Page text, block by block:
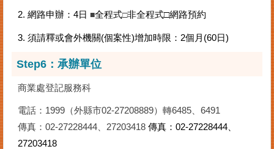
2. 網路申辦：4日 ■全程式□非全程式□網路預約
3. 須請釋或會外機關(個案性)增加時限：2個月(60日)
Step6： 承辦單位
商業處登記服務科
電話：1999（外縣市02-27208889）轉6485、6491
傳真：02-27228444、27203418 傳真：02-27228444、
27203418